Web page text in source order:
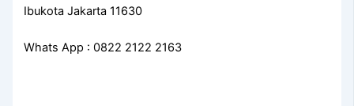
Ibukota Jakarta 11630
Whats App : 0822 2122 2163